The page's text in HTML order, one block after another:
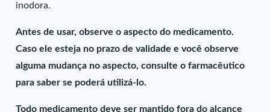
inodora.
Antes de usar, observe o aspecto do medicamento.
Caso ele esteja no prazo de validade e você observe
alguma mudança no aspecto, consulte o farmacêutico
para saber se poderá utilizá-lo.
Todo medicamento deve ser mantido fora do alcance